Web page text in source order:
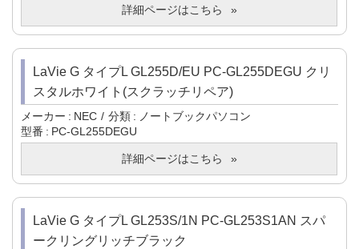
詳細ページはこちら
LaVie G タイプL GL255D/EU PC-GL255DEGU クリ
スタルホワイト(スクラッチリペア)
メーカー NEC 分類
ノートブックパソコン
型番
PC-GL255DEGU
詳細ページはこちら
LaVie G タイプL GL253S/1N PC-GL253S1AN スパ
ークリングリッチブラック